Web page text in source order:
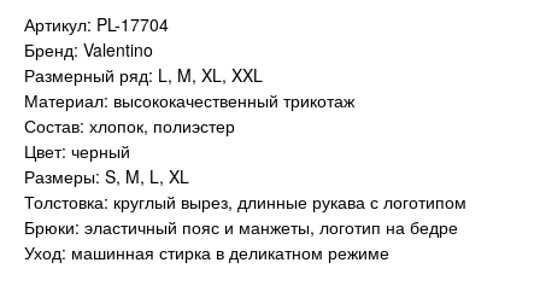
Артикул: PL-17704
Бренд: Valentino
Размерный ряд: L, M, XL, XXL
Материал: высококачественный трикотаж
Состав: хлопок, полиэстер
Цвет: черный
Размеры: S, M, L, XL
Толстовка: круглый вырез, длинные рукава с логотипом
Брюки: эластичный пояс и манжеты, логотип на бедре
Уход: машинная стирка в деликатном режиме